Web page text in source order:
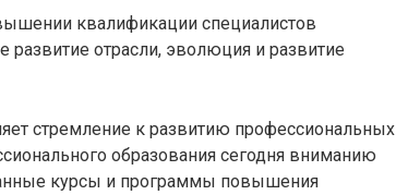
квалификации специалистов
развитие отрасли, эволюция и развитие
стремление к развитию профессиональных
образования сегодня вниманию
курсы и программы повышения